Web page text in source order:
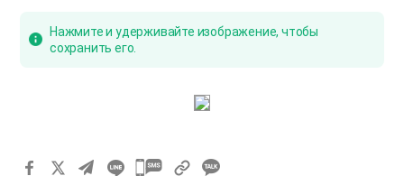
Нажмите и удерживайте изображение, чтобы
сохранить его.
카